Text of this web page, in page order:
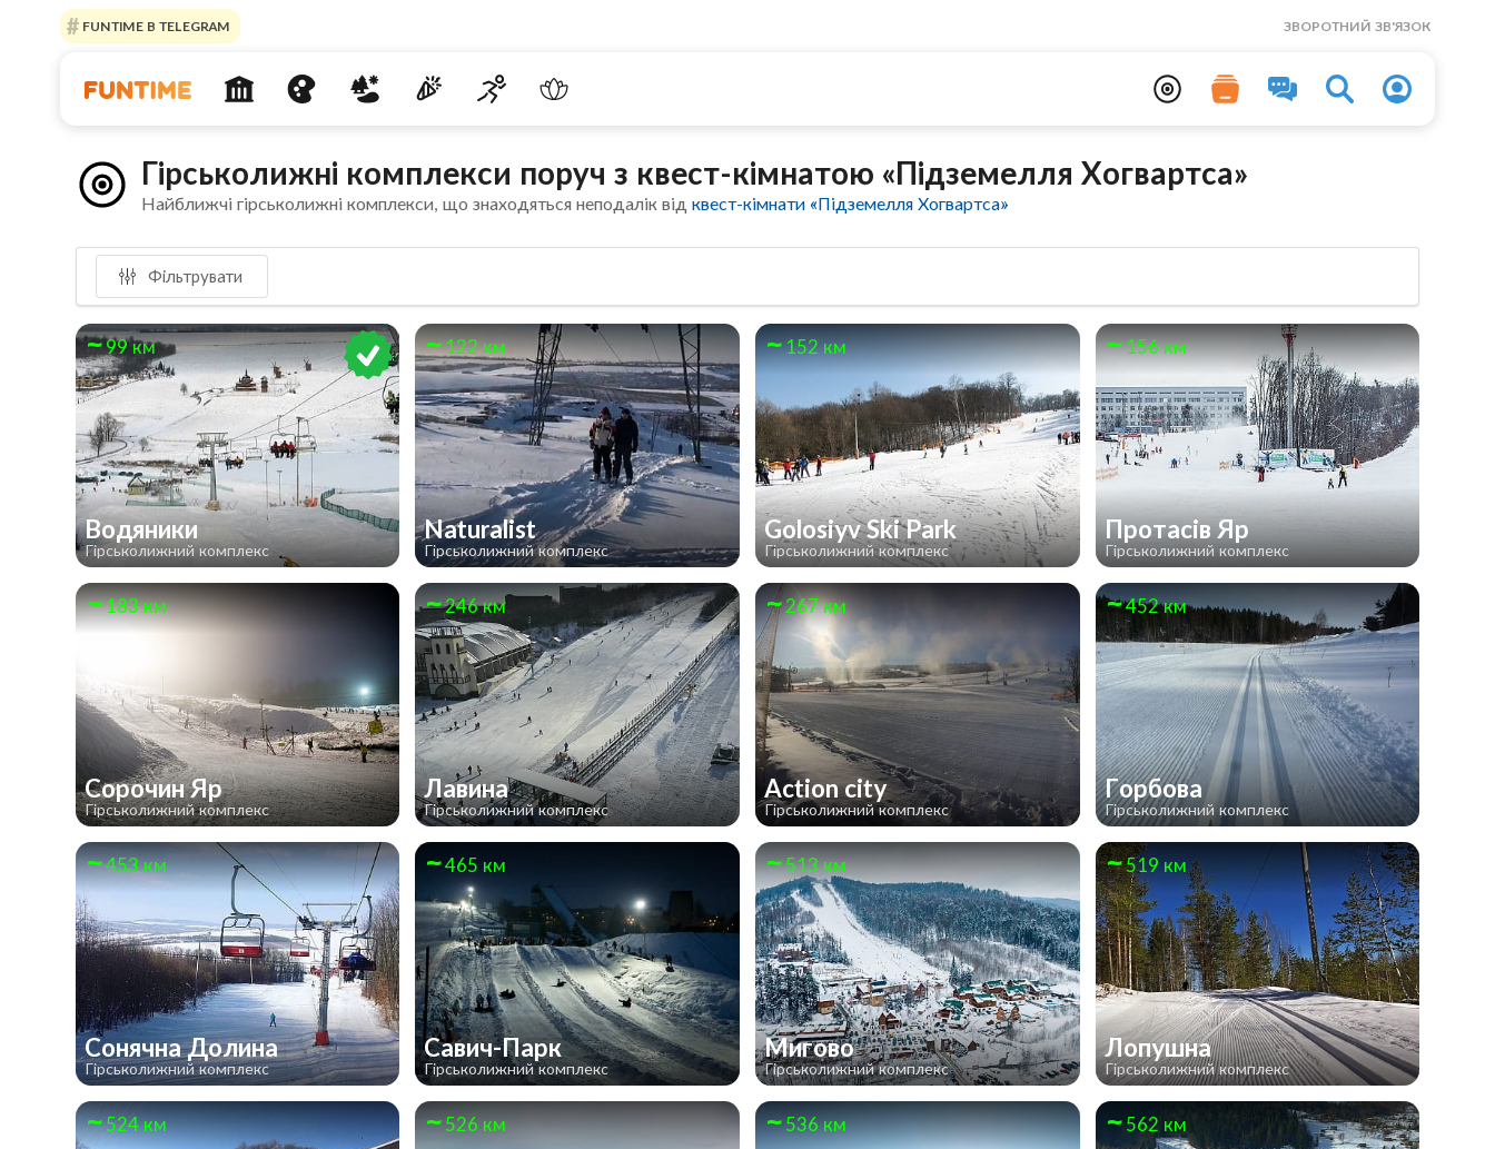
FUNTIME В TELEGRAM ЗВОРОТНИЙ ЗВ'ЯЗОК
Гірськолижні комплекси поруч з квест-кімнатою «Підземелля Хогвартса»
Найближчі гірськолижні комплекси, що знаходяться неподалік відквест-кімнати «Підземелля Хогвартса»
Фільтрувати
99 км
Водяники
Гірськолижний комплекс
122 км
Naturalist
Гірськолижний комплекс
152 км
Golosiyv Ski Park
Гірськолижний комплекс
156 км
Протасів Яр
Гірськолижний комплекс
183 км
Сорочин Яр
Гірськолижний комплекс
246 км
Лавина
Гірськолижний комплекс
267 км
Action city
Гірськолижний комплекс
452 км
Горбова
Гірськолижний комплекс
453 км
Сонячна Долина
Гірськолижний комплекс
465 км
Савич-Парк
Гірськолижний комплекс
513 км
Мигово
Гірськолижний комплекс
519 км
Лопушна
Гірськолижний комплекс
524 км 526 км 536 км 562 км